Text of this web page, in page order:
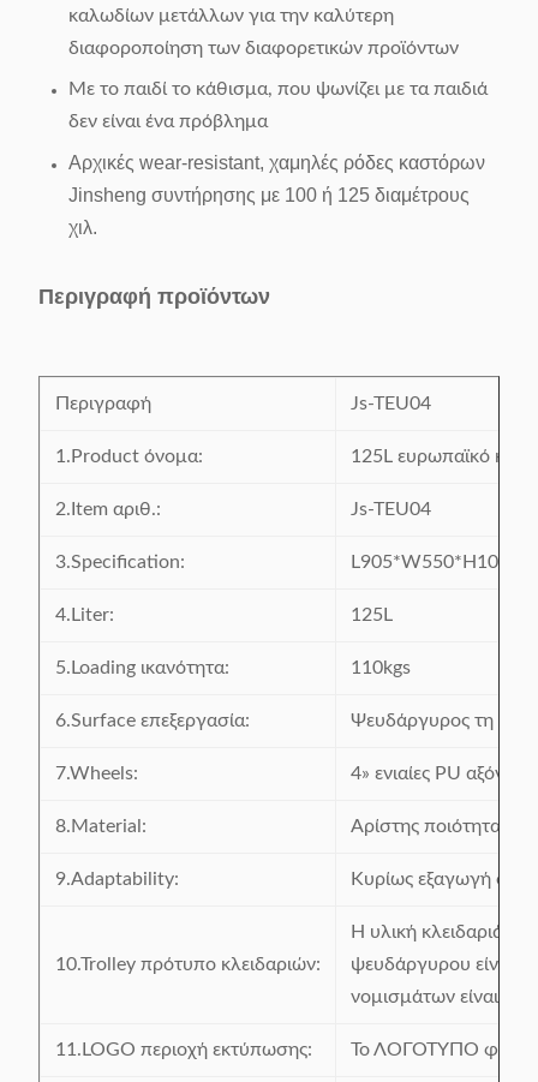
καλωδίων μετάλλων για την καλύτερη
διαφοροποίηση των διαφορετικών προϊόντων
Με το παιδί το κάθισμα, που ψωνίζει με τα παιδιά
δεν είναι ένα πρόβλημα
Αρχικές wear-resistant, χαμηλές ρόδες καστόρων
Jinsheng συντήρησης με 100 ή 125 διαμέτρους
χιλ.
Περιγραφή προϊόντων
Περιγραφή Js-TEU04
1.Product όνομα: 125L ευρωπαϊκό
2.Item αριθ.: Js-TEU04
3.Specification:
4.Liter: 125L
5.Loading ικανότητα: 110kgs
6.Surface επεξεργασία: Ψευδάργυρος τη
7.Wheels: 4» ενιαίες PU αξόνων
8.Material: Αρίστης ποιότητας
9.Adaptability: Κυρίως εξαγωγή στις
10.Trolley πρότυπο κλειδαριών:
Η υλική κλειδαριά
ψευδάργυρου είναι
νομισμάτων είναι
11.LOGO περιοχή εκτύπωσης: Το ΛΟΓΟΤΥΠΟ